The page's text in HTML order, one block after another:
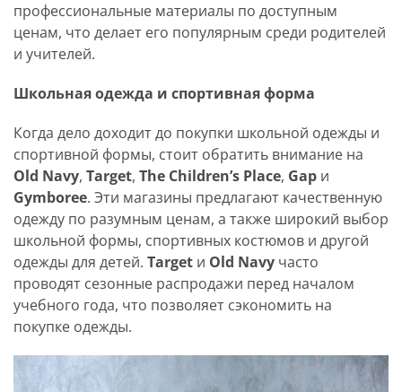
профессиональные материалы по доступным
ценам, что делает его популярным среди родителей
и учителей.
Школьная одежда и спортивная форма
Когда дело доходит до покупки школьной одежды и
спортивной формы, стоит обратить внимание на
Old Navy, Target, The Children’s Place, Gap и
Gymboree. Эти магазины предлагают качественную
одежду по разумным ценам, а также широкий выбор
школьной формы, спортивных костюмов и другой
одежды для детей. Target и Old Navy часто
проводят сезонные распродажи перед началом
учебного года, что позволяет сэкономить на
покупке одежды.